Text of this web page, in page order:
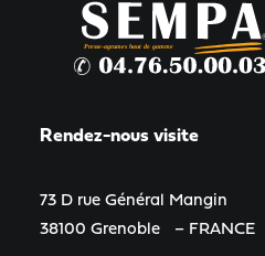
Rendez-nous visite
73 D rue Général Mangin
38100 Grenoble – FRANCE